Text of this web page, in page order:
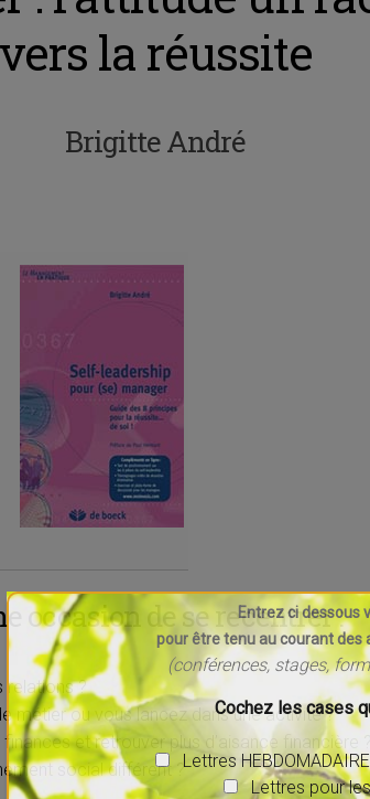
vers la réussite
Brigitte André
occasion de se recentrer :
relations ?
métier ou vous lancez dans une activité ?
et retrouver plus d’aisance financière ?
social différent ?
Entrez ci dessous
pour être tenu au courant
(conférences, stages,
Cochez les cases
Lettres
Lettres pour